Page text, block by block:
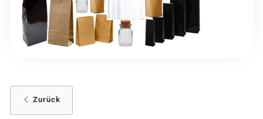
Zurück